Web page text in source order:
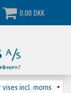
0,00DKK